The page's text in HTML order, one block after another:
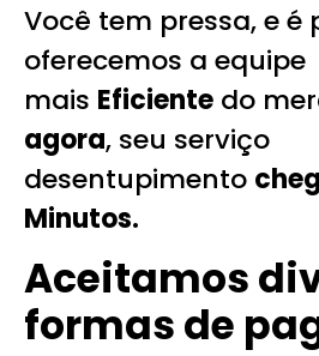
Você tem pressa, e é
oferecemos a equipe
mais Eficiente do
agora, seu serviço
desentupimento
Minutos.
Aceitamos
formas de